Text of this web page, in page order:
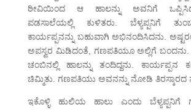
ಠೀವಿಯಿಂದ ಆ ಹಾಲನ್ನು ಅವನಿಗೆ
ಪಡಸಾಲೆಯಲ್ಲಿ ಕುಳಿತರು. ಬೆಳ್ಯಪ್ಪನಿಗೆ
ಕಾರ್ಯಪ್ಪನನ್ನು ಬಹುವಾಗಿ ಅಭಿನಂದಿಸಿದನು.
ಅಪಸ್ವರ ಮಿಡಿದಂತೆ, ಗಣಪತಿಯೂ ಅಲ್ಲಿಗೆ
ಚಂಬಿನಲ್ಲಿ ಹಾಲನ್ನು ತಂದಿದ್ದನು. ಕಾರ್ಯಪ್ಪನ
ಚಿಮ್ಮಿತು. ಗಣಪತಿಯು ಅವನನ್ನು ನೋಡಿ ತಿರಸ್ಕಾರದ
ಇಕೊಳ್ಳಿ ಹುಲಿಯ ಹಾಲು ಎಂದು